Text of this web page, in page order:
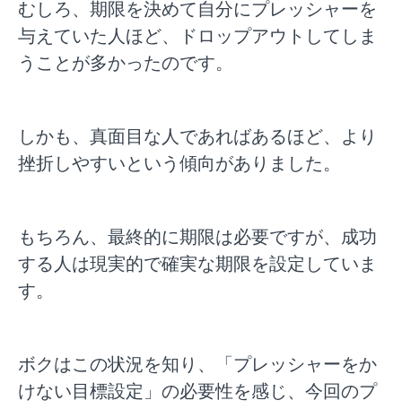
むしろ、期限を決めて自分にプレッシャーを
与えていた人ほど、ドロップアウトしてしま
うことが多かったのです。
しかも、真面目な人であればあるほど、より
挫折しやすいという傾向がありました。
もちろん、最終的に期限は必要ですが、成功
する人は現実的で確実な期限を設定していま
す。
ボクはこの状況を知り、「プレッシャーをか
けない目標設定」の必要性を感じ、今回のプ